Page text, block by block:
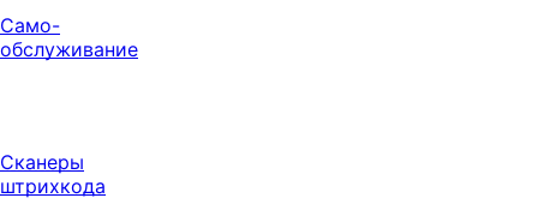
Само-
обслуживание
Сканеры
штрихкода